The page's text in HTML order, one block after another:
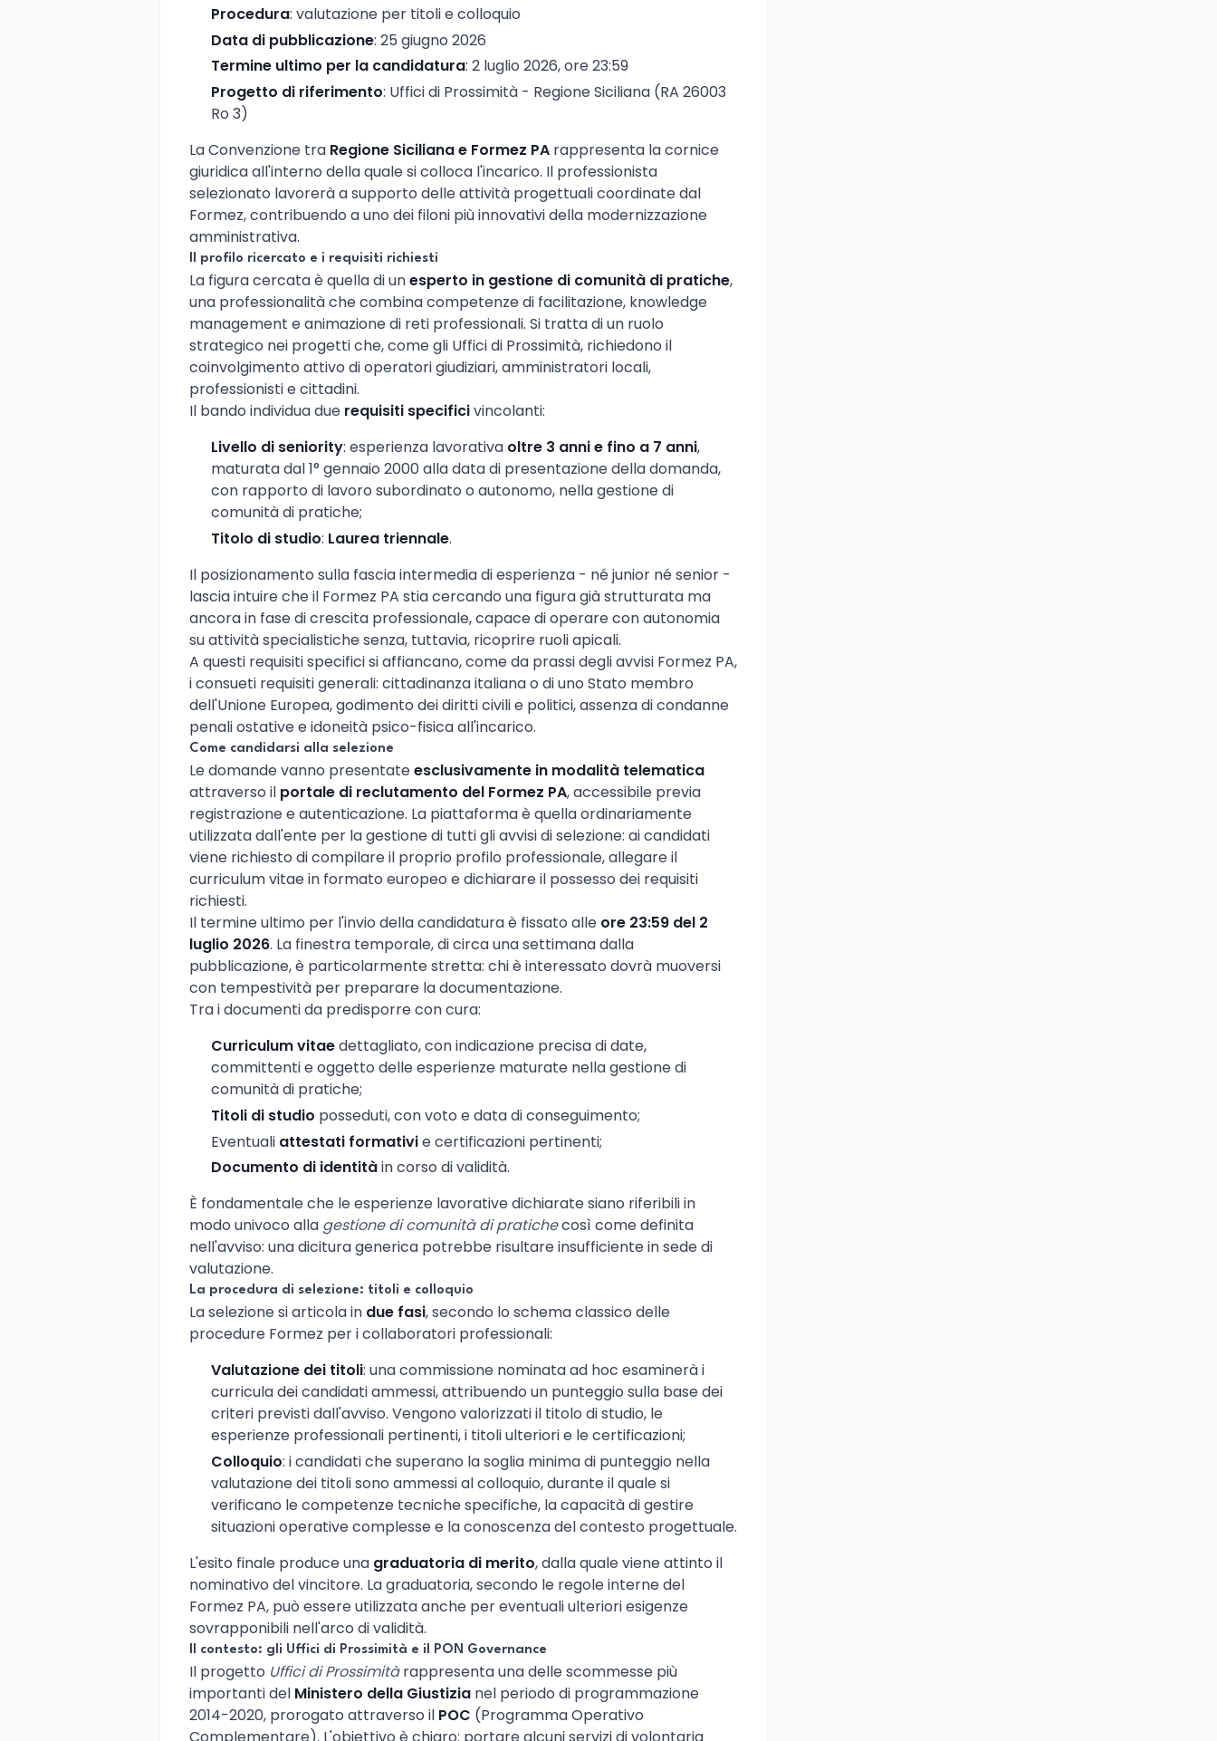
Procedura: valutazione per titoli e colloquio
Data di pubblicazione: 25 giugno 2026
Termine ultimo per la candidatura: 2 luglio 2026, ore 23:59
Progetto di riferimento: Uffici di Prossimità - Regione Siciliana (RA 26003
Ro 3)
La Convenzione tra Regione Siciliana e Formez PA rappresenta la cornice
giuridica all'interno della quale si colloca l'incarico. Il professionista
selezionato lavorerà a supporto delle attività progettuali coordinate dal
Formez, contribuendo a uno dei filoni più innovativi della modernizzazione
amministrativa.
Il profilo ricercato e i requisiti richiesti
La figura cercata è quella di unesperto in gestione di comunità di pratiche,
una professionalità che combina competenze di facilitazione, knowledge
management e animazione di reti professionali. Si tratta di un ruolo
strategico nei progetti che, come gli Uffici di Prossimità, richiedono il
coinvolgimento attivo di operatori giudiziari, amministratori locali,
professionisti e cittadini.
Il bando individua due requisiti specificivincolanti:
Livello di seniority: esperienza lavorativa oltre 3 anni e fino a 7 anni,
maturata dal 1° gennaio 2000 alla data di presentazione della domanda,
con rapporto di lavoro subordinato o autonomo, nella gestione di
comunità di pratiche;
Titolo di studio: Laurea triennale.
Il posizionamento sulla fascia intermedia di esperienza - né junior né senior -
lascia intuire che il Formez PA stia cercando una figura già strutturata ma
ancora in fase di crescita professionale, capace di operare con autonomia
su attività specialistiche senza, tuttavia, ricoprire ruoli apicali.
A questi requisiti specifici si affiancano, come da prassi degli avvisi Formez PA,
i consueti requisiti generali: cittadinanza italiana o di uno Stato membro
dell'Unione Europea, godimento dei diritti civili e politici, assenza di condanne
penali ostative e idoneità psico-fisica all'incarico.
Come candidarsi alla selezione
Le domande vanno presentateesclusivamente in modalità telematica
attraverso il portale di reclutamento del Formez PA, accessibile previa
registrazione e autenticazione. La piattaforma è quella ordinariamente
utilizzata dall'ente per la gestione di tutti gli avvisi di selezione: ai candidati
viene richiesto di compilare il proprio profilo professionale, allegare il
curriculum vitae in formato europeo e dichiarare il possesso dei requisiti
richiesti.
Il termine ultimo per l'invio della candidatura è fissato alle ore 23:59 del 2
luglio 2026. La finestra temporale, di circa una settimana dalla
pubblicazione, è particolarmente stretta: chi è interessato dovrà muoversi
con tempestività per preparare la documentazione.
Tra i documenti da predisporre con cura:
Curriculum vitaedettagliato, con indicazione precisa di date,
committenti e oggetto delle esperienze maturate nella gestione di
comunità di pratiche;
Titoli di studio posseduti, con voto e data di conseguimento;
Eventuali attestati formativie certificazioni pertinenti;
Documento di identitàin corso di validità.
È fondamentale che le esperienze lavorative dichiarate siano riferibili in
modo univoco alla gestione di comunità di pratichecosì come definita
nell'avviso: una dicitura generica potrebbe risultare insufficiente in sede di
valutazione.
La procedura di selezione: titoli e colloquio
La selezione si articola in due fasi, secondo lo schema classico delle
procedure Formez per i collaboratori professionali:
Valutazione dei titoli: una commissione nominata ad hoc esaminerà i
curricula dei candidati ammessi, attribuendo un punteggio sulla base dei
criteri previsti dall'avviso. Vengono valorizzati il titolo di studio, le
esperienze professionali pertinenti, i titoli ulteriori e le certificazioni;
Colloquio: i candidati che superano la soglia minima di punteggio nella
valutazione dei titoli sono ammessi al colloquio, durante il quale si
verificano le competenze tecniche specifiche, la capacità di gestire
situazioni operative complesse e la conoscenza del contesto progettuale.
L'esito finale produce una graduatoria di merito, dalla quale viene attinto il
nominativo del vincitore. La graduatoria, secondo le regole interne del
Formez PA, può essere utilizzata anche per eventuali ulteriori esigenze
sovrapponibili nell'arco di validità.
Il contesto: gli Uffici di Prossimità e il PON Governance
Il progetto Uffici di Prossimitàrappresenta una delle scommesse più
importanti del Ministero della Giustizia nel periodo di programmazione
2014-2020, prorogato attraverso il POC (Programma Operativo